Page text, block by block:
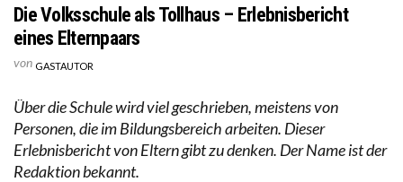
Die Volksschule als Tollhaus – Erlebnisbericht
eines Elternpaars
von GASTAUTOR
Über die Schule wird viel geschrieben, meistens von
Personen, die im Bildungsbereich arbeiten. Dieser
Erlebnisbericht von Eltern gibt zu denken. Der Name ist der
Redaktion bekannt.